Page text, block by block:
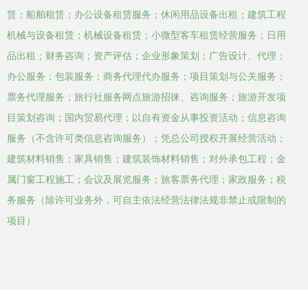
赁；船舶租赁；办公设备租赁服务；休闲用品设备出租；建筑工程
机械与设备租赁；机械设备租赁；小微型客车租赁经营服务；日用
品出租；财务咨询；资产评估；企业形象策划；广告设计、代理；
办公服务；包装服务；商务代理代办服务；项目策划与公关服务；
票务代理服务；旅行社服务网点旅游招徕、咨询服务；旅游开发项
目策划咨询；国内贸易代理；以自有资金从事投资活动；信息咨询
服务（不含许可类信息咨询服务）；凭总公司授权开展经营活动；
建筑材料销售；家具销售；建筑装饰材料销售；对外承包工程；金
属门窗工程施工；会议及展览服务；旅客票务代理；家政服务；税
务服务（除许可业务外，可自主依法经营法律法规非禁止或限制的
项目）